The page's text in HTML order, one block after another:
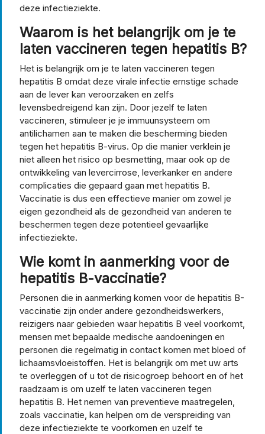
deze infectieziekte.
Waarom is het belangrijk om je te
laten vaccineren tegen hepatitis B?
Het is belangrijk om je te laten vaccineren tegen
hepatitis B omdat deze virale infectie ernstige schade
aan de lever kan veroorzaken en zelfs
levensbedreigend kan zijn. Door jezelf te laten
vaccineren, stimuleer je je immuunsysteem om
antilichamen aan te maken die bescherming bieden
tegen het hepatitis B-virus. Op die manier verklein je
niet alleen het risico op besmetting, maar ook op de
ontwikkeling van levercirrose, leverkanker en andere
complicaties die gepaard gaan met hepatitis B.
Vaccinatie is dus een effectieve manier om zowel je
eigen gezondheid als de gezondheid van anderen te
beschermen tegen deze potentieel gevaarlijke
infectieziekte.
Wie komt in aanmerking voor de
hepatitis B-vaccinatie?
Personen die in aanmerking komen voor de hepatitis B-
vaccinatie zijn onder andere gezondheidswerkers,
reizigers naar gebieden waar hepatitis B veel voorkomt,
mensen met bepaalde medische aandoeningen en
personen die regelmatig in contact komen met bloed of
lichaamsvloeistoffen. Het is belangrijk om met uw arts
te overleggen of u tot de risicogroep behoort en of het
raadzaam is om uzelf te laten vaccineren tegen
hepatitis B. Het nemen van preventieve maatregelen,
zoals vaccinatie, kan helpen om de verspreiding van
deze infectieziekte te voorkomen en uzelf te